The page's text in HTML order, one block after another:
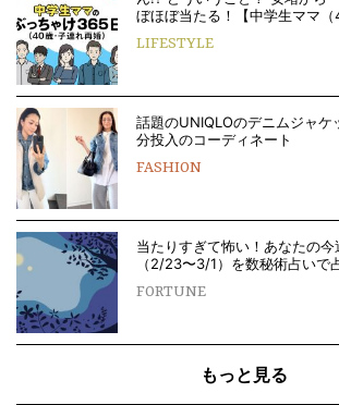
ぼほぼ当たる！【中学生ママ
LIFESTYLE
話題のUNIQLOのデニムジャケ
分投入のコーディネート
FASHION
当たりすぎて怖い！あなたの今
（2/23〜3/1）を数秘術占いで
FORTUNE
もっと見る